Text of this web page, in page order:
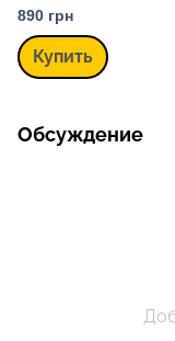
кислоты Benton
Glycolic Acid 7%
Exfoliating Toner, 150
мл
890 грн
Купить
Обсуждение